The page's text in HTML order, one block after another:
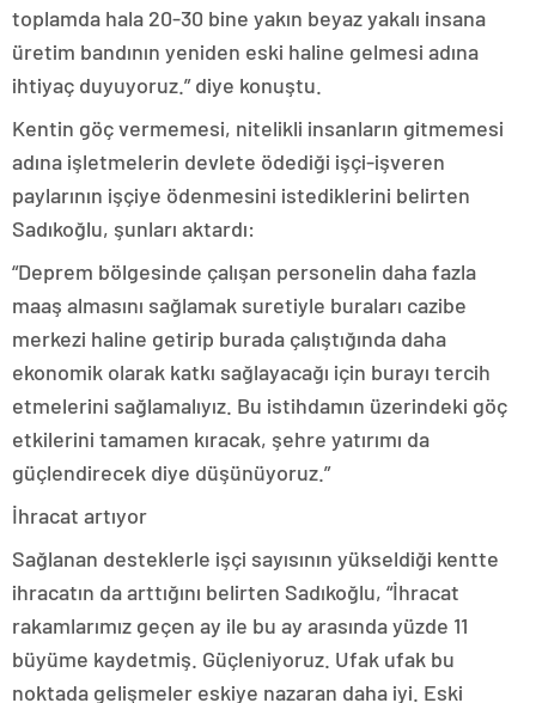
toplamda hala 20-30 bine yakın beyaz yakalı insana
üretim bandının yeniden eski haline gelmesi adına
ihtiyaç duyuyoruz.” diye konuştu.
Kentin göç vermemesi, nitelikli insanların gitmemesi
adına işletmelerin devlete ödediği işçi-işveren
paylarının işçiye ödenmesini istediklerini belirten
Sadıkoğlu, şunları aktardı:
“Deprem bölgesinde çalışan personelin daha fazla
maaş almasını sağlamak suretiyle buraları cazibe
merkezi haline getirip burada çalıştığında daha
ekonomik olarak katkı sağlayacağı için burayı tercih
etmelerini sağlamalıyız. Bu istihdamın üzerindeki göç
etkilerini tamamen kıracak, şehre yatırımı da
güçlendirecek diye düşünüyoruz.”
İhracat artıyor
Sağlanan desteklerle işçi sayısının yükseldiği kentte
ihracatın da arttığını belirten Sadıkoğlu, “İhracat
rakamlarımız geçen ay ile bu ay arasında yüzde 11
büyüme kaydetmiş. Güçleniyoruz. Ufak ufak bu
noktada gelişmeler eskiye nazaran daha iyi. Eski